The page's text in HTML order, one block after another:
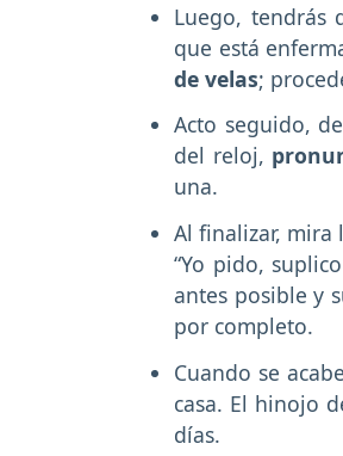
Luego, tendrás
que está
de velas;
Acto seguido,
del reloj,
una.
Al finalizar, mira
“Yo pido,
antes posible y
por completo.
Cuando se
casa. El hinojo
días.